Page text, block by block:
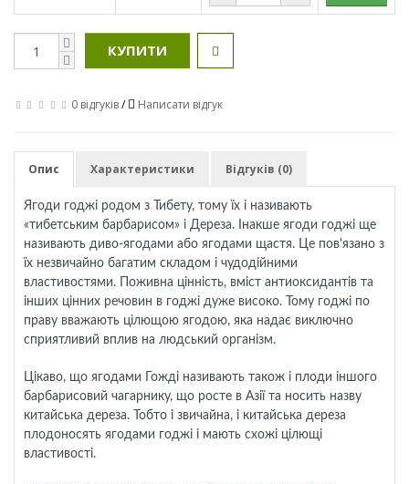
КУПИТИ
0 відгуків/ Написати відгук
Опис Характеристики Відгуків (0)
Ягоди годжі родом з Тибету, тому їх і називають
«тибетським барбарисом» і Дереза. Інакше ягоди годжі ще
називають диво-ягодами або ягодами щастя. Це пов'язано з
їх незвичайно багатим складом і чудодійними
властивостями. Поживна цінність, вміст антиоксидантів та
інших цінних речовин в годжі дуже високо. Тому годжі по
праву вважають цілющою ягодою, яка надає виключно
сприятливий вплив на людський організм.
Цікаво, що ягодами Гожді називають також і плоди іншого
барбарисовий чагарнику, що росте в Азії та носить назву
китайська дереза. Тобто і звичайна, і китайська дереза
плодоносять ягодами годжі і мають схожі цілющі
властивості.